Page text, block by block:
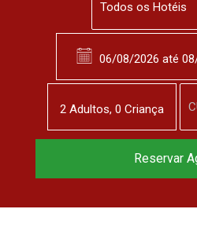
2 Adultos, 0 Criança
Reservar